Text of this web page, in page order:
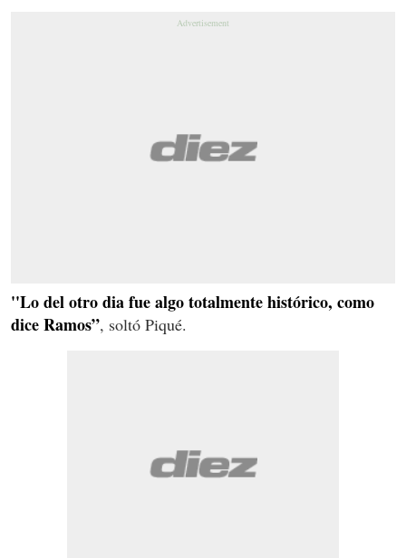
''Lo del otro dia fue algo totalmente histórico, como
dice Ramos”, soltó Piqué.